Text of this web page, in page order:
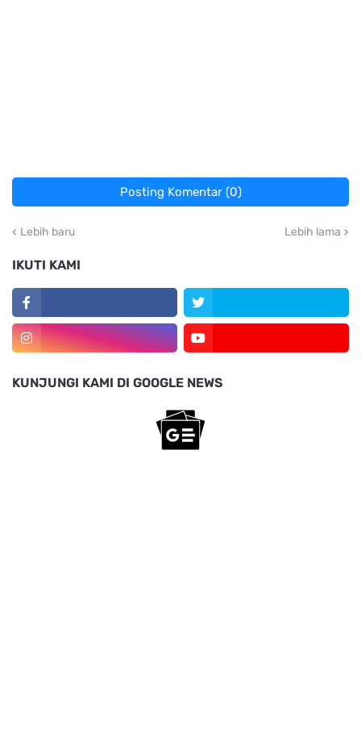
Posting Komentar (0)
Lebih baru Lebih lama
IKUTI KAMI
KUNJUNGI KAMI DI GOOGLE NEWS